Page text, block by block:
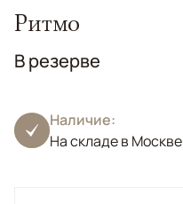
Ритмо
В резерве
Наличие:
На складе в Москве